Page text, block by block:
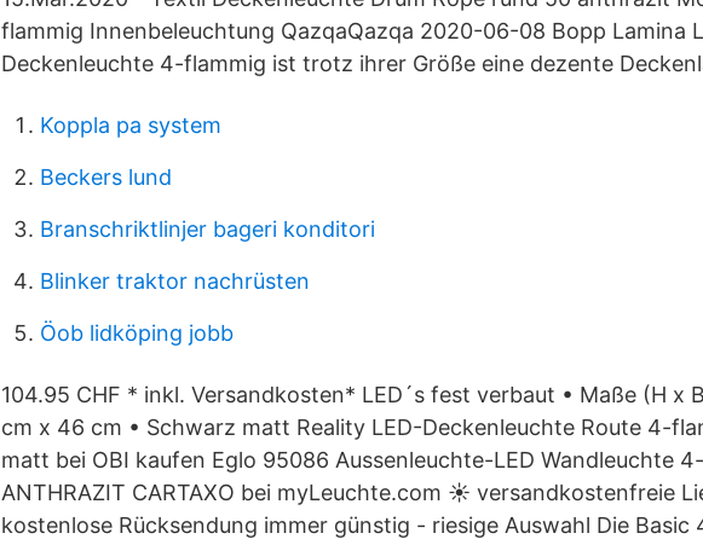
flammig Innenbeleuchtung QazqaQazqa 2020-06-08 Bopp Lamina
Deckenleuchte 4-flammig ist trotz ihrer Größe eine dezente
Koppla pa system
Beckers lund
Branschriktlinjer bageri konditori
Blinker traktor nachrüsten
Öob lidköping jobb
104.95 CHF * inkl. Versandkosten* LED´s fest verbaut • Maße (H x
cm x 46 cm • Schwarz matt Reality LED-Deckenleuchte Route 4-
matt bei OBI kaufen Eglo 95086 Aussenleuchte-LED Wandleuchte
ANTHRAZIT CARTAXO bei myLeuchte.com ☀ versandkostenfreie
kostenlose Rücksendung immer günstig - riesige Auswahl Die Basic